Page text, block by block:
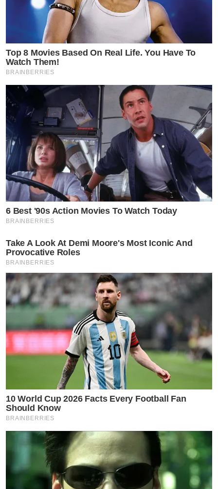
Top 8 Movies Based On Real Life. You Have To
Watch Them!
BRAINBERRIES
6 Best '90s Action Movies To Watch Today
BRAINBERRIES
Take A Look At Demi Moore's Most Iconic And
Provocative Roles
BRAINBERRIES
10 World Cup 2026 Facts Every Football Fan
Should Know
BRAINBERRIES